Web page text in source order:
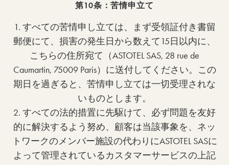
第10条：苦情申立て
1. すべての苦情申し立ては、まず受領証付き書留
郵便にて、損害の発生日から数えて15日以内に、
こちらの住所宛て（ASTOTEL SAS, 28 rue de
Caumartin, 75009 Paris）に送付してください。この
期日を過ぎると、苦情申し立ては一切受理されな
いものとします。
2. すべての法的措置に先駆けて、必ず問題を友好
的に解決するよう努め、顧客は当該事象を、ネッ
トワークのメンバー施設の代わりにASTOTEL SASに
よって管理されているカスタマーサービスの上記